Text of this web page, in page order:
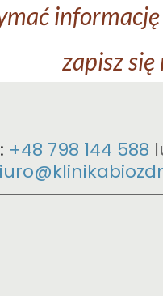
zapisz
: +48 798 144 588